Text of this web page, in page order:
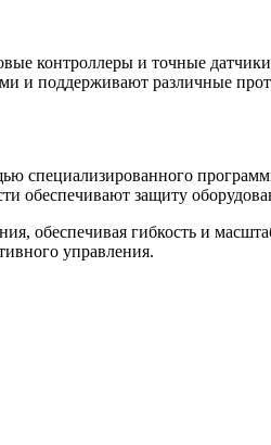
контроллеры и точные
поддерживают различные
специализированного
обеспечивают защиту
обеспечивая гибкость и
управления.